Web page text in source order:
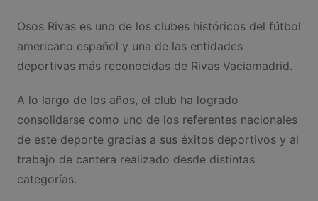
Osos Rivas es uno de los clubes históricos del fútbol
americano español y una de las entidades
deportivas más reconocidas de Rivas Vaciamadrid.
A lo largo de los años, el club ha logrado
consolidarse como uno de los referentes nacionales
de este deporte gracias a sus éxitos deportivos y al
trabajo de cantera realizado desde distintas
categorías.